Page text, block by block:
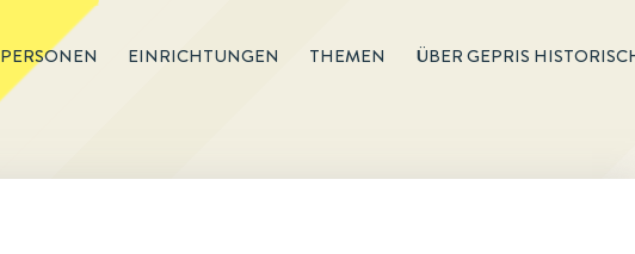
PERSONEN EINRICHTUNGEN THEMEN ÜBER GEPRIS